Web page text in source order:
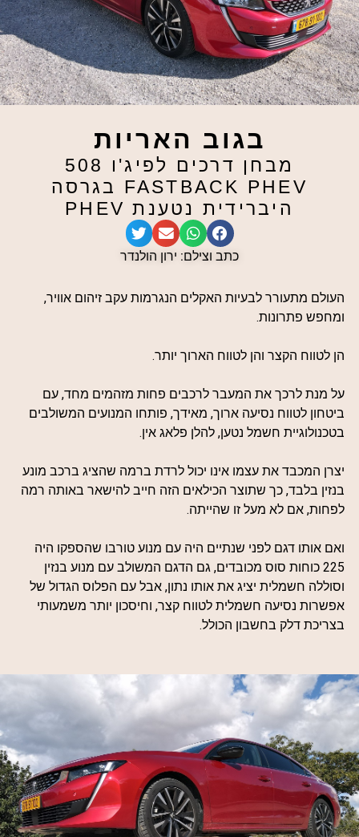
בגוב האריות
מבחן דרכים לפיג'ו 508
FASTBACK PHEV בגרסה
היברידית נטענת PHEV
כתב וצילם: ירון הולנדר
העולם מתעורר לבעיות האקלים הנגרמות עקב זיהום אוויר,
ומחפש פתרונות.
הן לטווח הקצר והן לטווח הארוך יותר.
על מנת לרכך את המעבר לרכבים פחות מזהמים מחד, עם
ביטחון לטווח נסיעה ארוך, מאידך, פותחו המנועים המשולבים
בטכנולוגיית חשמל נטען, להלן פלאג אין.
יצרן המכבד את עצמו אינו יכול לרדת ברמה שהציג ברכב מונע
בנזין בלבד, כך שתוצר הכילאים הזה חייב להישאר באותה רמה
לפחות, אם לא מעל זו שהייתה.
ואם אותו דגם לפני שנתיים היה עם מנוע טורבו שהספקו היה
225 כוחות סוס מכובדים, גם הדגם המשולב עם מנוע בנזין
וסוללה חשמלית יציג את אותו נתון, אבל עם הפלוס הגדול של
אפשרות נסיעה חשמלית לטווח קצר, וחיסכון יותר משמעותי
בצריכת דלק בחשבון הכולל.